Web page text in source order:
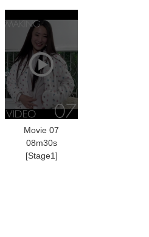
Movie 07
08m30s
[Stage1]